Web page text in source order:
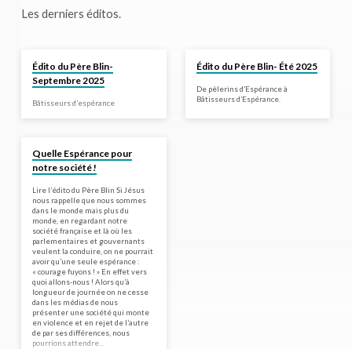
Edito
Les derniers éditos.
Édito du Père Blin-
Septembre 2025
Bâtisseurs d’espérance
Édito du Père Blin- Été 2025
De pèlerins d’Espérance à
Bâtisseurs d’Espérance.
Quelle Espérance pour
notre société !
Lire l’édito du Père Blin Si Jésus
nous rappelle que nous sommes
dans le monde mais plus du
monde, en regardant notre
société française et là où les
parlementaires et gouvernants
veulent la conduire, on ne pourrait
avoir qu’une seule espérance :
« courage fuyons ! » En effet vers
quoi allons-nous ! Alors qu’à
longueur de journée on ne cesse
dans les médias de nous
présenter une société qui monte
en violence et en rejet de l’autre
de par ses différences, nous
pourrions attendre…